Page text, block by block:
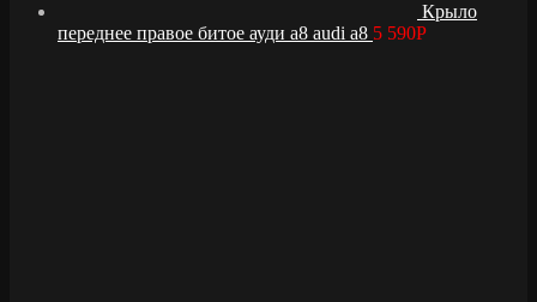
Крыло
переднее правое битое ауди а8 audi a8 5 590Р